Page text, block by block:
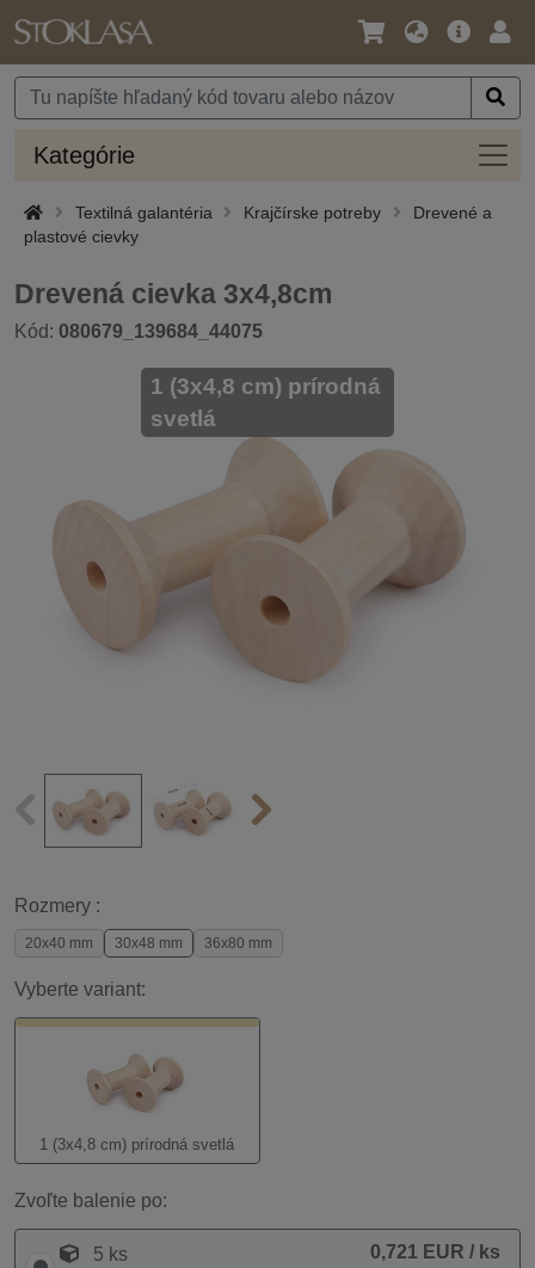
Jazyk
Mena
Hlavná
Kategórie
Textilná galantéria Krajčírske potreby
Drevené a
plastové cievky
Drevená cievka 3x4,8cm
Kód: 080679_139684_44075
1 (3x4,8 cm) prírodná
svetlá
Rozmery :
20x40 mm 30x48 mm 36x80 mm
Vyberte variant:
1 (3x4,8 cm) prírodná svetlá
Zvoľte balenie po:
5 ks 0,721 EUR / ks